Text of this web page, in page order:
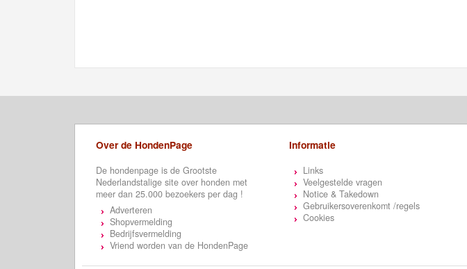
Over de HondenPage
De hondenpage is de Grootste
Nederlandstalige site over honden met
meer dan 25.000 bezoekers per dag !
Adverteren
Shopvermelding
Bedrijfsvermelding
Vriend worden van de HondenPage
Informatie
Links
Veelgestelde vragen
Notice & Takedown
Gebruikersoverenkomt /regels
Cookies